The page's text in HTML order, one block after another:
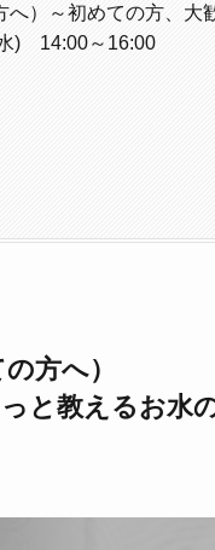
）～初めての方、大
) 14:00～16:00
方へ）
と教えるお水